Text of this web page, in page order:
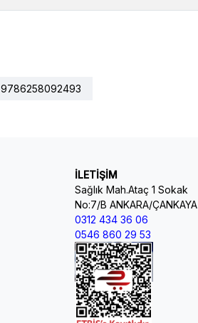
9786258092493
İLETİŞİM
Sağlık Mah.Ataç 1 Sokak
No:7/B ANKARA/ÇANKAYA
0312 434 36 06
0546 860 29 53